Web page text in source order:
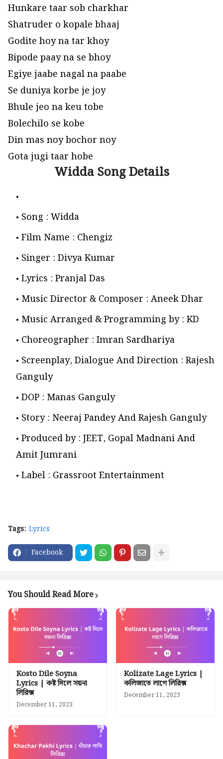
Hunkare taar sob charkhar
Shatruder o kopale bhaaj
Godite hoy na tar khoy
Bipode paay na se bhoy
Egiye jaabe nagal na paabe
Se duniya korbe je joy
Bhule jeo na keu tobe
Bolechilo se kobe
Din mas noy bochor noy
Gota jugi taar hobe
Widda Song Details
Song : Widda
Film Name : Chengiz
Singer : Divya Kumar
Lyrics : Pranjal Das
Music Director & Composer : Aneek Dhar
Music Arranged & Programming by : KD
Choreographer : Imran Sardhariya
Screenplay, Dialogue And Direction : Rajesh
Ganguly
DOP : Manas Ganguly
Story : Neeraj Pandey And Rajesh Ganguly
Produced by : JEET, Gopal Madnani And
Amit Jumrani
Label : Grassroot Entertainment
Tags: Lyrics
Facebook
You Should Read More
Kosto Dile Soyna
Lyrics | কষ্ট দিলে সয়না
লিরিক্স
December 11, 2023
Kolizate Lage Lyrics |
কলিজাতে লাগে লিরিক্স
December 11, 2023